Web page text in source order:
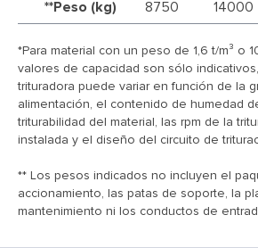
**Peso (kg) 8750 14000
*Para material con un peso de 1,6 t/m³ o
valores de capacidad son sólo
trituradora puede variar en función de la
alimentación, el contenido de humedad
triturabilidad del material, las rpm de la
instalada y el diseño del circuito de
** Los pesos indicados no incluyen el
accionamiento, las patas de soporte, la
mantenimiento ni los conductos de